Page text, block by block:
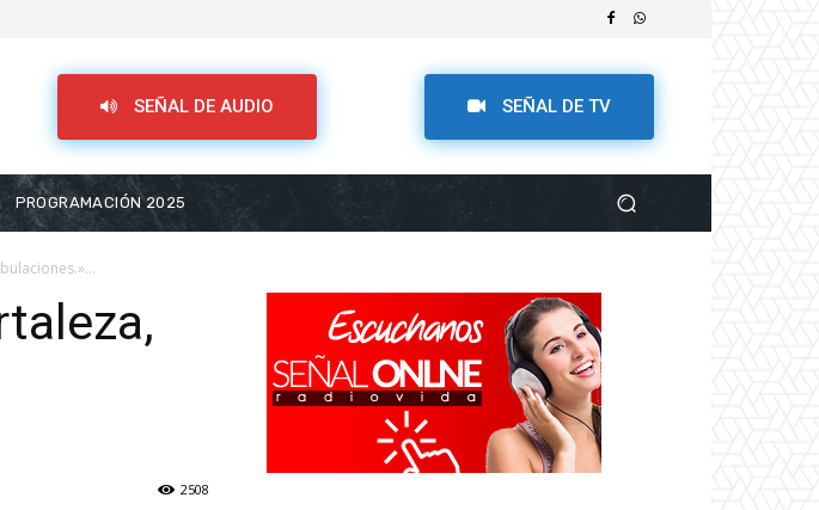
SEÑAL DE AUDIO SEÑAL DE TV
PROGRAMACIÓN 2025
2508